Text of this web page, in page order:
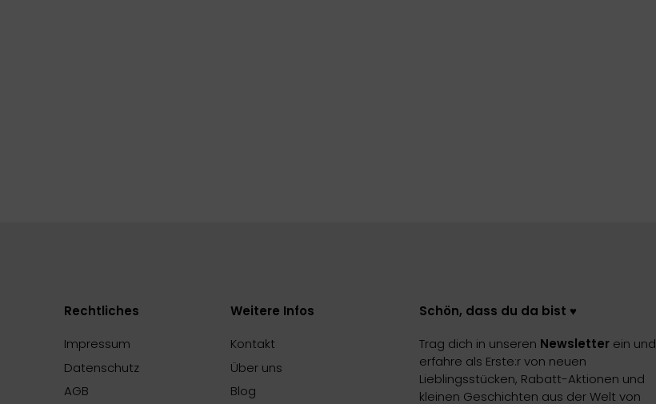
Rechtliches
Impressum
Datenschutz
AGB
Weitere Infos
Kontakt
Über uns
Blog
Schön, dass du da bist ♥️
Trag dich in unseren Newsletter ein und
erfahre als Erste:r von neuen
Lieblingsstücken, Rabatt-Aktionen und
kleinen Geschichten aus der Welt von